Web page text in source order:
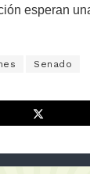
esperan
Senado